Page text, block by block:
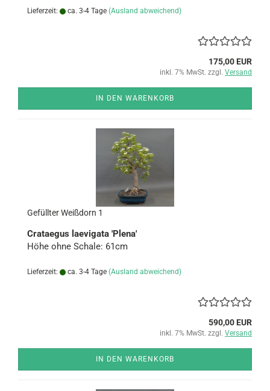
Lieferzeit: ca. 3-4 Tage (Ausland abweichend)
175,00 EUR
inkl. 7% MwSt. zzgl. Versand
IN DEN WARENKORB
Ge­füll­ter Weiß­dorn 1
Cra­ta­e­gus la­e­vi­ga­ta 'Plena'
Höhe ohne Scha­le: 61cm
Lieferzeit: ca. 3-4 Tage (Ausland abweichend)
590,00 EUR
inkl. 7% MwSt. zzgl. Versand
IN DEN WARENKORB